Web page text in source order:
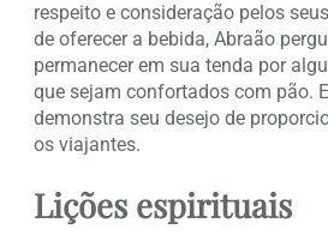
respeito e consideração pelos
de oferecer a bebida, Abraão
permanecer em sua tenda por
que sejam confortados com pão.
demonstra seu desejo de
os viajantes.
Lições espirituais